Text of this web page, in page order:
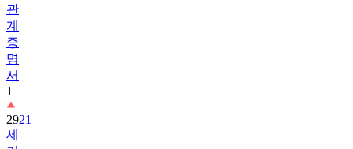
관
계
증
명
서
1
2921
세